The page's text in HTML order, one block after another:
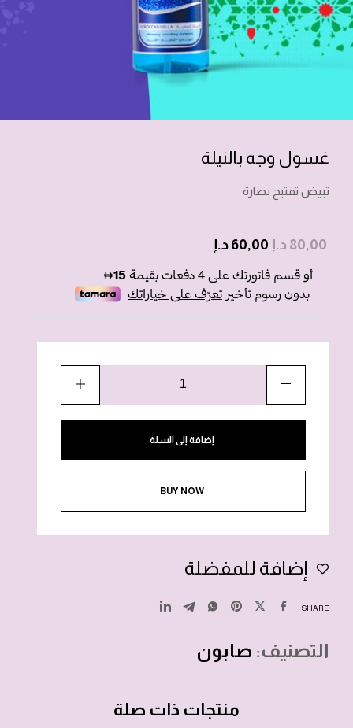
غسول وجه بالنيلة
تبيض تفتيح نضارة
80,00د.إ 60,00 د.إ
إضافة إلى السلة
BUY NOW
إضافة للمفضلة
SHARE
التصنيف: صابون
منتجات ذات صلة